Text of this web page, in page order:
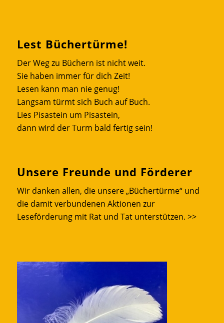
Lest Büchertürme!
Der Weg zu Büchern ist nicht weit.
Sie haben immer für dich Zeit!
Lesen kann man nie genug!
Langsam türmt sich Buch auf Buch.
Lies Pisastein um Pisastein,
dann wird der Turm bald fertig sein!
Unsere Freunde und Förderer
Wir danken allen, die unsere „Büchertürme“ und
die damit verbundenen Aktionen zur
Leseförderung mit Rat und Tat unterstützen. >>